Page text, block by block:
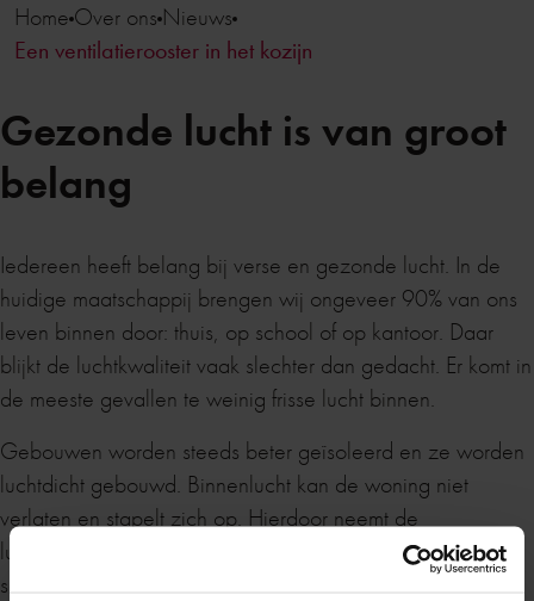
Home Over ons Nieuws
Een ventilatierooster in het kozijn
Gezonde lucht is van groot
belang
Iedereen heeft belang bij verse en gezonde lucht. In de
huidige maatschappij brengen wij ongeveer 90% van ons
leven binnen door: thuis, op school of op kantoor. Daar
blijkt de luchtkwaliteit vaak slechter dan gedacht. Er komt in
de meeste gevallen te weinig frisse lucht binnen.
Gebouwen worden steeds beter geïsoleerd en ze worden
luchtdicht gebouwd. Binnenlucht kan de woning niet
verlaten en stapelt zich op. Hierdoor neemt de
luchtkwaliteit af en kunt u last krijgen van bacteriën,
schimmels of vocht. Ventileren is dus zeker belangrijk. Wilt